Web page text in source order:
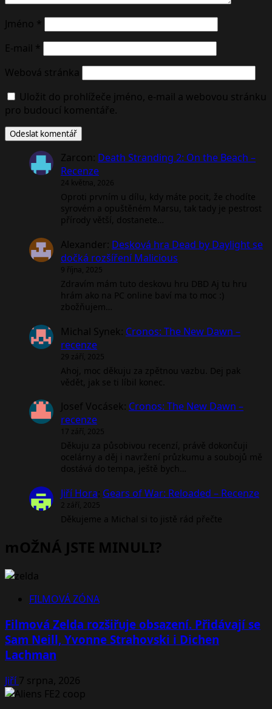
Jméno *
E-mail *
Webová stránka
Uložit do prohlížeče jméno, e-mail a webovou stránku
pro budoucí komentáře.
Zarcon: Death Stranding 2: On the Beach –
Recenze
24 května, 2026
Oproti prvním u dílu, kdy máte pocit, že chodíte
syrovém a opuštěném Marsu, tak tady je pestrost
přírody větší, dostanete…
Alexander: Desková hra Dead by Daylight se
dočká rozšíření Malicious
9 října, 2025
Zdravím mám tuto deskovu hru DBD Aj tu hru
hrám ako na PC online baví ma to moc :)
zbožňujem…
Michal Synek: Cronos: The New Dawn –
recenze
29 září, 2025
Ahoj, moc děkuju za zpětnou vazbu. Dej pak
vědět, jak se ti líbil konec.
Josef Vocásek: Cronos: The New Dawn –
recenze
17 září, 2025
Děkuju za působivou recenzí, právě dokončuji
ocelárny a děj i navržení průzkumu a soubojů mě
dostává do tempa, ještě bych…
Jiří Hora: Gears of War: Reloaded – Recenze
2 září, 2025
Děkujeme a Michal si to jistě rád přečte
mOŽNÁ JSTE MINULI?
FILMOVÁ ZÓNA
Filmová Zelda rozšiřuje obsazení. Přidávají se
Sam Neill, Yvonne Strahovski i Dichen
Lachman
Jiří7 srpna, 2026